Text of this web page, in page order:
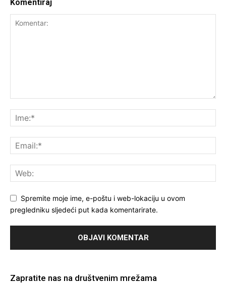
Komentiraj
Spremite moje ime, e-poštu i web-lokaciju u ovom
pregledniku sljedeći put kada komentarirate.
Zapratite nas na društvenim mrežama